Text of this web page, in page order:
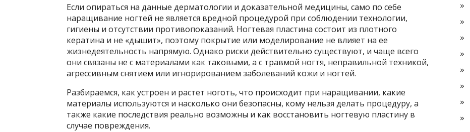
Если опираться на данные дерматологии и доказательной медицины, само по себе
наращивание ногтей не является вредной процедурой при соблюдении технологии,
гигиены и отсутствии противопоказаний. Ногтевая пластина состоит из плотного
кератина и не «дышит», поэтому покрытие или моделирование не влияет на ее
жизнедеятельность напрямую. Однако риски действительно существуют, и чаще всего
они связаны не с материалами как таковыми, а с травмой ногтя, неправильной техникой,
агрессивным снятием или игнорированием заболеваний кожи и ногтей.
Разбираемся, как устроен и растет ноготь, что происходит при наращивании, какие
материалы используются и насколько они безопасны, кому нельзя делать процедуру, а
также какие последствия реально возможны и как восстановить ногтевую пластину в
случае повреждения.